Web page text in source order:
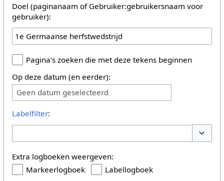
Doel (paginanaam of Gebruiker:gebruikersnaam voor
gebruiker):
Pagina's zoeken die met deze tekens beginnen
Op deze datum (en eerder):
Geen datum geselecteerd
Labelfilter:
Extra logboeken weergeven:
Markeerlogboek
Labellogboek